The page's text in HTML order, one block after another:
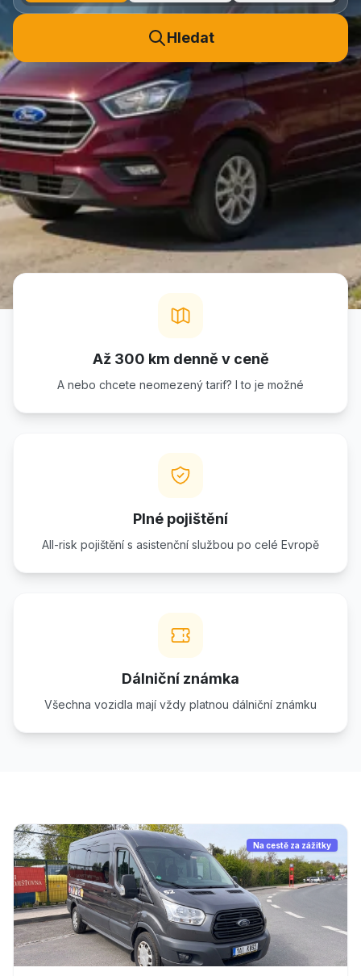
Hledat
Až 300 km denně v ceně
A nebo chcete neomezený tarif? I to je možné
Plné pojištění
All-risk pojištění s asistenční službou po celé Evropě
Dálniční známka
Všechna vozidla mají vždy platnou dálniční známku
Na cestě za zážitky